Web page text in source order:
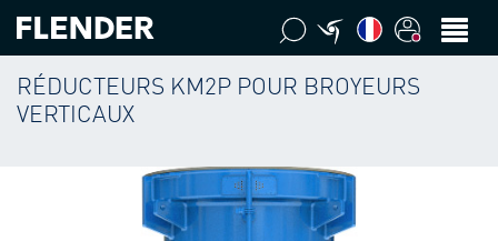
RÉDUCTEURS KM2P POUR BROYEURS
VERTICAUX